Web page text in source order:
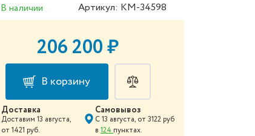
В наличии Артикул: КМ-34598
206 200 ₽
В корзину
Доставка
Доставим 13 августа,
от 1421 руб.
Самовывоз
С13 августа, от 3122руб
в 124 пунктах.